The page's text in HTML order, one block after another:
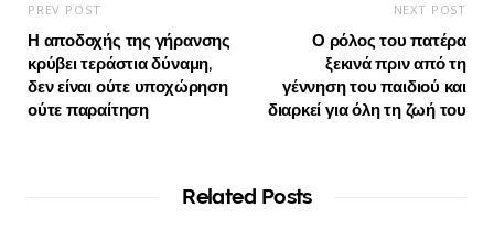
PREV POST
Η αποδοχής της γήρανσης
κρύβει τεράστια δύναμη,
δεν είναι ούτε υποχώρηση
ούτε παραίτηση
NEXT POST
Ο ρόλος του πατέρα
ξεκινά πριν από τη
γέννηση του παιδιού και
διαρκεί για όλη τη ζωή του
Related Posts